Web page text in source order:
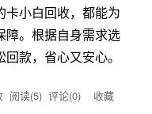
卡小白回收，都能为
障。根据自身需求选
款，省心又安心。
阅读(5) 评论(0) 收藏